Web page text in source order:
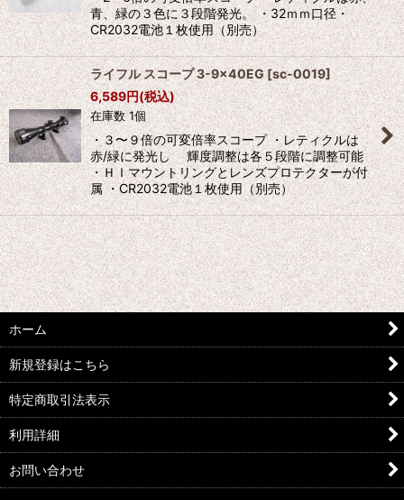
青、緑の３色に３段階発光。 ・32ｍｍ口径・
CR2032電池１枚使用（別売）
ライフル スコープ 3-9×40EG [sc-0019]
6,589円(税込)
在庫数 1個
・３〜９倍の可変倍率スコープ ・レティクルは
赤/緑に発光し 輝度調整は各５段階に調整可能
・ＨＩマウントリングとレンズプロテクターが付
属 ・CR2032電池１枚使用（別売）
ホーム
新規登録はこちら
特定商取引法表示
利用詳細
お問い合わせ